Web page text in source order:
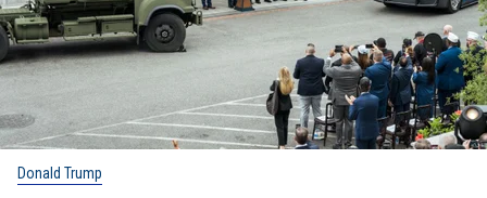
Donald Trump